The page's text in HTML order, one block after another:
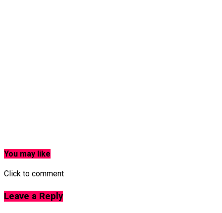
You may like
Click to comment
Leave a Reply